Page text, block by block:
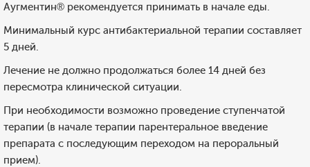
Аугментин® рекомендуется принимать в начале еды.
Минимальный курс антибактериальной терапии составляет
5 дней.
Лечение не должно продолжаться более 14 дней без
пересмотра клинической ситуации.
При необходимости возможно проведение ступенчатой
терапии (в начале терапии парентеральное введение
препарата с последующим переходом на пероральный
прием).